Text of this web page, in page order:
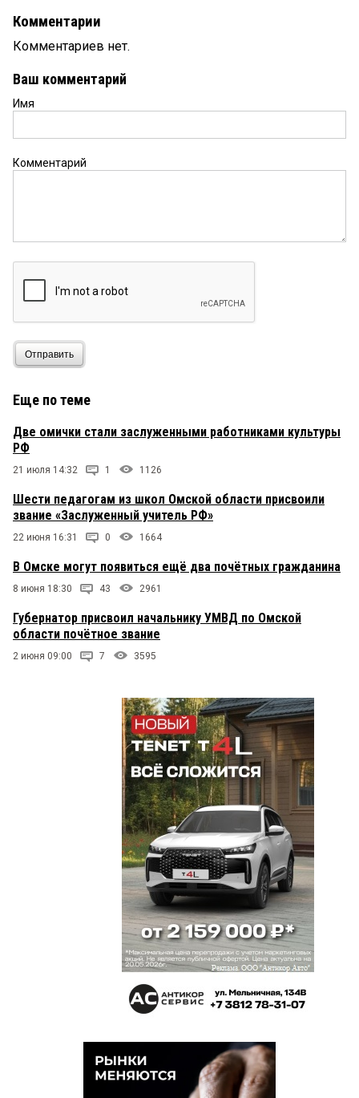
Комментарии
Комментариев нет.
Ваш комментарий
Имя
Комментарий
Отправить
Еще по теме
Две омички стали заслуженными работниками культуры
РФ
21 июля 14:32 1 1126
Шести педагогам из школ Омской области присвоили
звание «Заслуженный учитель РФ»
22 июня 16:31 0 1664
В Омске могут появиться ещё два почётных гражданина
8 июня 18:30 43 2961
Губернатор присвоил начальнику УМВД по Омской
области почётное звание
2 июня 09:00 7 3595